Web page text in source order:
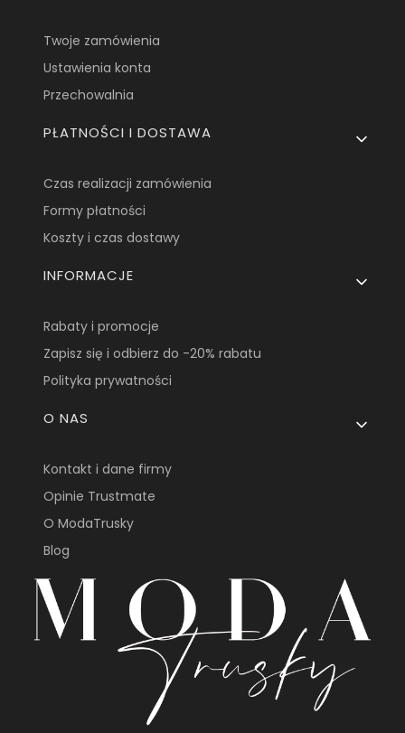
Twoje zamówienia
Ustawienia konta
Przechowalnia
PŁATNOŚCI I DOSTAWA
Czas realizacji zamówienia
Formy płatności
Koszty i czas dostawy
INFORMACJE
Rabaty i promocje
Zapisz się i odbierz do -20% rabatu
Polityka prywatności
O NAS
Kontakt i dane firmy
Opinie Trustmate
O ModaTrusky
Blog